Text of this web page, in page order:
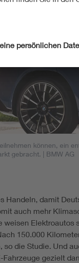
können, ein
gebracht. | BMW AG
Handeln, damit
auch mehr
Elektroautos
150.000
so die Studie. Und
gezielt